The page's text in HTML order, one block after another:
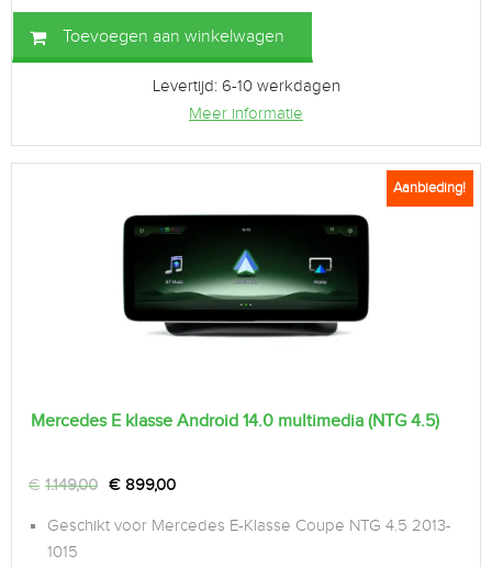
Toevoegen aan winkelwagen
Levertijd: 6-10 werkdagen
Meer informatie
Aanbieding!
Mercedes E klasse Android 14.0 multimedia (NTG 4.5)
€ 1.149,00 € 899,00
Geschikt voor Mercedes E-Klasse Coupe NTG 4.5 2013-
1015